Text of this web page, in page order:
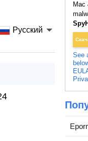
Русский
Mac
See